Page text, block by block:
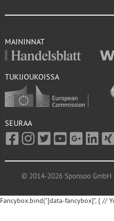
MAININNAT
TUKIJOUKOISSA
SEURAA
© 2014-2026 Sponsoo
Fancybox.bind("[data-fancybox]", { //